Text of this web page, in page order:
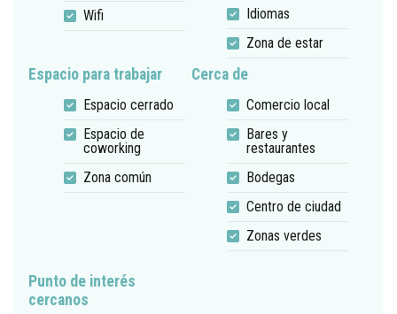
Wifi
Idiomas
Zona de estar
Espacio para trabajar
Espacio cerrado
Espacio de
coworking
Zona común
Cerca de
Comercio local
Bares y
restaurantes
Bodegas
Centro de ciudad
Zonas verdes
Punto de interés
cercanos